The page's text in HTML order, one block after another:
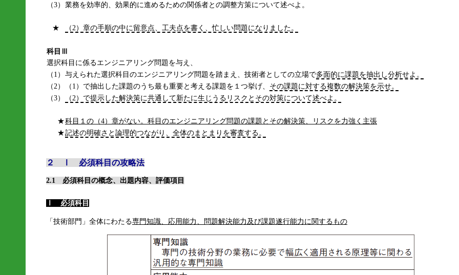
（3） 業務を効率的、効果的に進めるための関係者との調整方策について述べよ。
★ （2）章の手順の中に留意点、工夫点を書く、忙しい問題になりました。
科目Ⅲ
選択科目に係るエンジニアリング問題を与え、
（1） 与えられた選択科目のエンジニアリング問題を踏まえ、技術者としての立場で多面的に課題を抽出し分析せよ。
（2）
（1）で抽出した課題のうち最も重要と考える課題を１つ挙げ、 その課題に対する複数の解決策を示せ。
（3）
（2）で提示した解決策に共通して新たに生じうるリスクとその対策について述べよ。
★科目１の（4）章がない。科目のエンジニアリング問題の課題とその解決策、リスクを力強く主張
★記述の明確さと論理的つながり、全体のまとまりを審査する。
２ Ⅰ 必須科目の攻略法
2.1 必須科目の概念、出題内容、評価項目
Ⅰ 必須科目
「技術部門」全体にわたる専門知識、応用能力、問題解決能力及び課題遂行能力に関するもの